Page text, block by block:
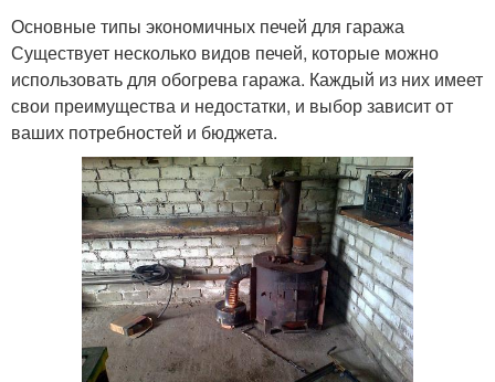
Основные типы экономичных печей для гаража
Существует несколько видов печей, которые можно
использовать для обогрева гаража. Каждый из них имеет
свои преимущества и недостатки, и выбор зависит от
ваших потребностей и бюджета.